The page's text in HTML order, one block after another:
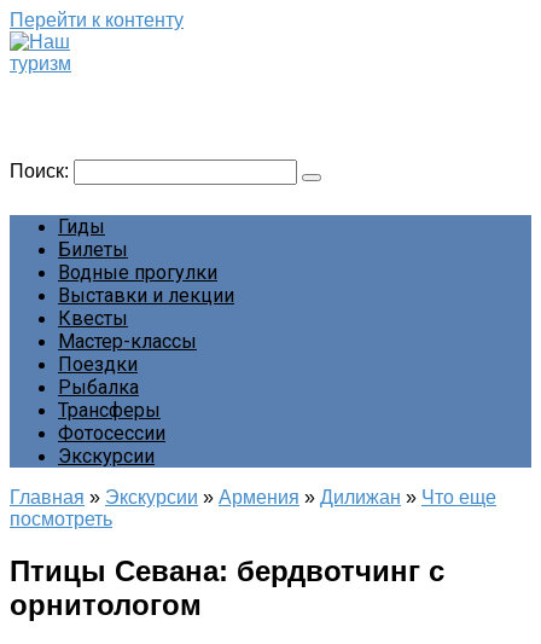
Перейти к контенту
Поиск:
Гиды
Билеты
Водные прогулки
Выставки и лекции
Квесты
Мастер-классы
Поездки
Рыбалка
Трансферы
Фотосессии
Экскурсии
Главная » Экскурсии » Армения » Дилижан » Что еще
посмотреть
Птицы Севана: бердвотчинг с
орнитологом